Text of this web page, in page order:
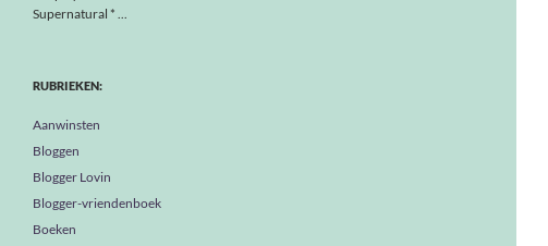
Supernatural * ...
RUBRIEKEN:
Aanwinsten
Bloggen
Blogger Lovin
Blogger-vriendenboek
Boeken